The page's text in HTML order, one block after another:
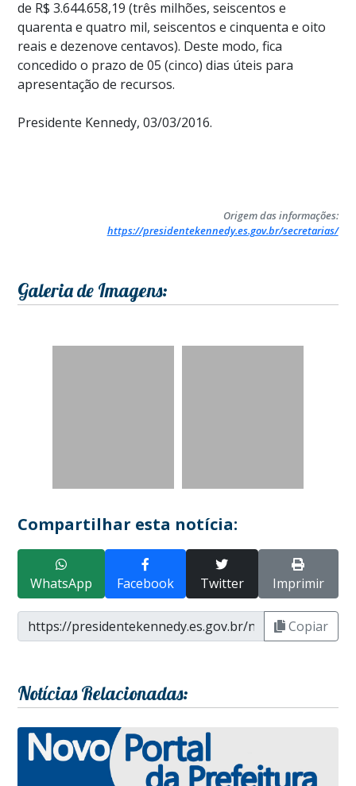
de R$ 3.644.658,19 (três milhões, seiscentos e
quarenta e quatro mil, seiscentos e cinquenta e oito
reais e dezenove centavos). Deste modo, fica
concedido o prazo de 05 (cinco) dias úteis para
apresentação de recursos.
Presidente Kennedy, 03/03/2016.
Origem das informações:
https://presidentekennedy.es.gov.br/secretarias/
Galeria de Imagens:
Compartilhar esta notícia:
WhatsApp Facebook Twitter Imprimir
Copiar
Notícias Relacionadas: